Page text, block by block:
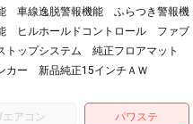
車線逸脱警報機能 ふらつき警報機
ヒルホールドコントロール ファブ
トップシステム 純正フロアマット
ー 新品純正15インチＡＷ
エアコン パワステ